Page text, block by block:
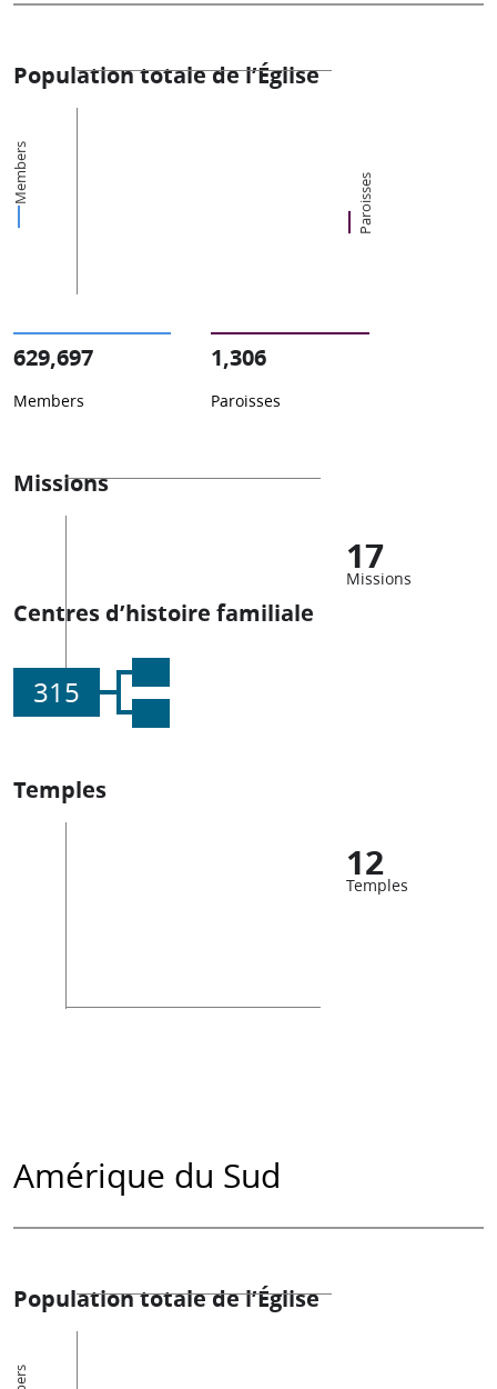
Population totale de l’Église
Members Paroisses
629,697
Members
1,306
Paroisses
Missions
17
Missions
Centres d’histoire familiale
315
Temples
12
Temples
Amérique du Sud
Population totale de l’Église